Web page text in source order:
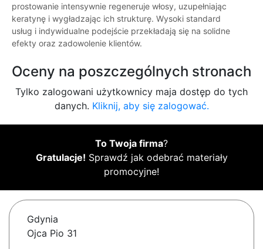
prostowanie intensywnie regeneruje włosy, uzupełniając
keratynę i wygładzając ich strukturę. Wysoki standard
usług i indywidualne podejście przekładają się na solidne
efekty oraz zadowolenie klientów.
Oceny na poszczególnych stronach
Tylko zalogowani użytkownicy maja dostęp do tych
danych. Kliknij, aby się zalogować.
To Twoja firma?
Gratulacje! Sprawdź jak odebrać materiały
promocyjne!
Gdynia
Ojca Pio 31